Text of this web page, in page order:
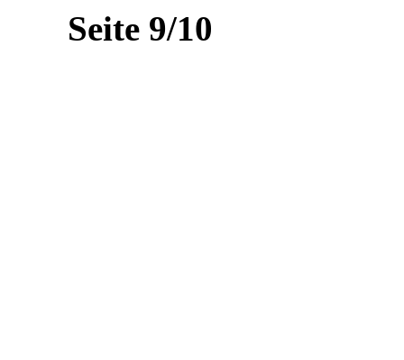
Seite 9/10